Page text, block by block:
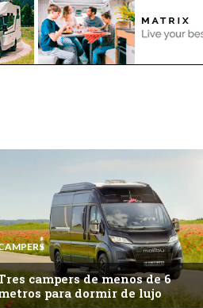
campers de menos de 6
para dormir de lujo